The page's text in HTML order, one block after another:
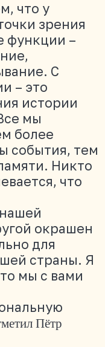
что у
зрения
функции –
С
– это
истории
мы
более
события, тем
Никто
что
окрашен
для
страны. Я
мы с вами
Пётр